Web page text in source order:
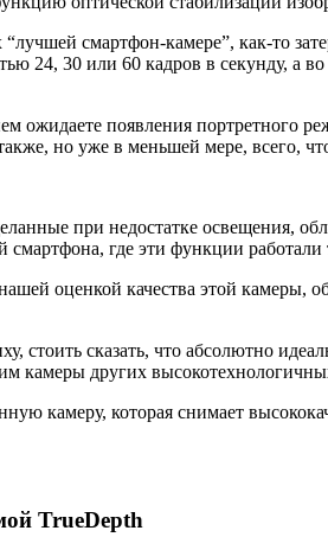
смартфон-камере”, как-то
24, 30 или 60 кадров в секунду, а
ожидаете появления портретного
но уже в меньшей мере, всего,
при недостатке освещения,
где эти функции
оценкой качества этой камеры,
стоить сказать, что абсолютно
камеры других
камеру, которая снимает
TrueDepth